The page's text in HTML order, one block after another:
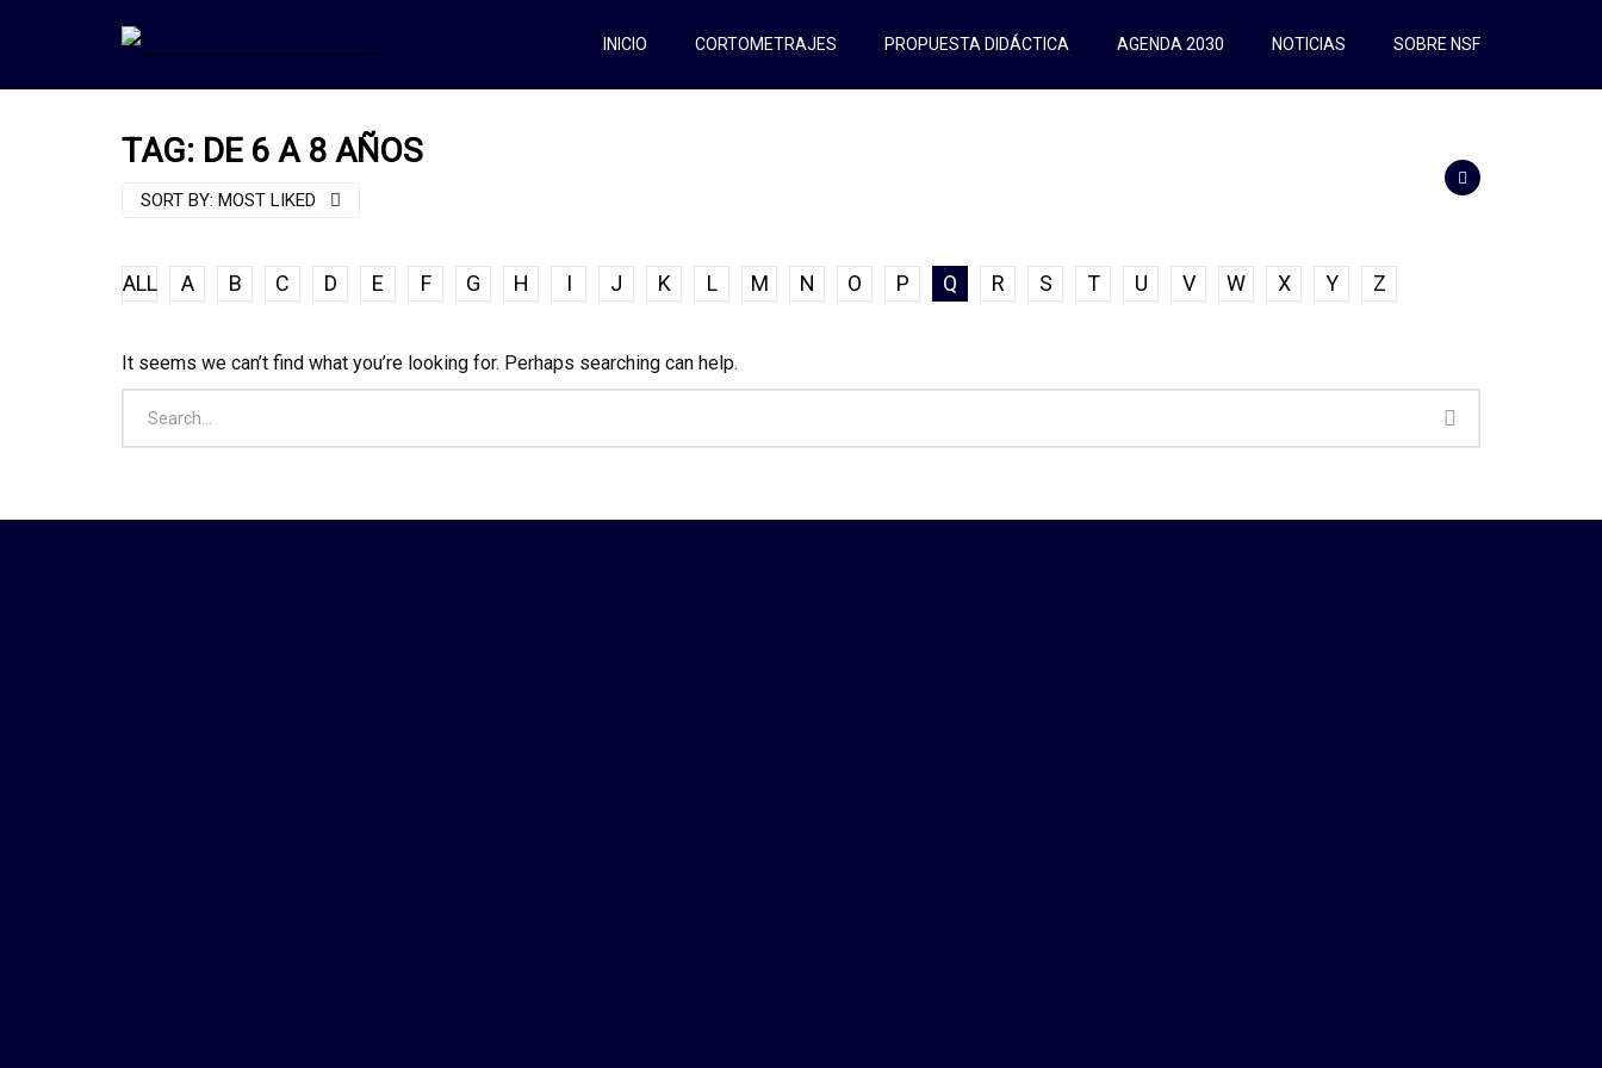
INICIO CORTOMETRAJES PROPUESTA DIDÁCTICA AGENDA 2030 NOTICIAS SOBRE NSF
TAG: DE 6 A 8 AÑOS
SORT BY: MOST LIKED
ALL A B C D E F G H I J K L M N O P Q R S T U V W X Y Z
It seems we can’t find what you’re looking for. Perhaps searching can help.